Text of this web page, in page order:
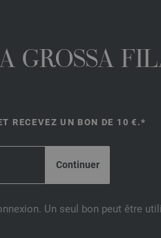
GROSSA
RECEVEZ UN BON DE 10 €.*
Un seul bon peut être